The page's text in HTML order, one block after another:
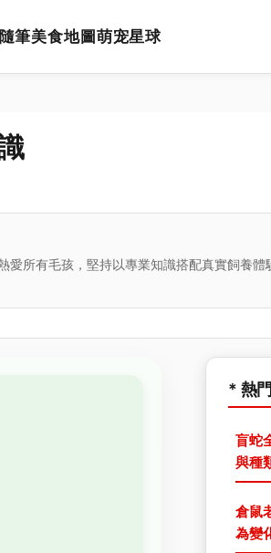
筆美食地圖萌宠星球
所有毛孩，堅持以專業知識搭配真實飼養
* 熱
盲蛇
與種
倉鼠
為變